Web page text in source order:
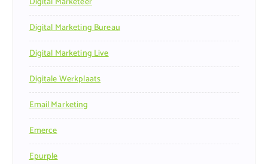
Digital Marketing Bureau
Digital Marketing Live
Digitale Werkplaats
Email Marketing
Emerce
Epurple